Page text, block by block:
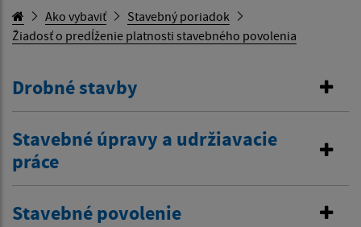
Ako vybaviť
Stavebný poriadok
Žiadosť o predĺženie platnosti stavebného povolenia
Drobné stavby
Stavebné úpravy a udržiavacie
práce
Stavebné povolenie